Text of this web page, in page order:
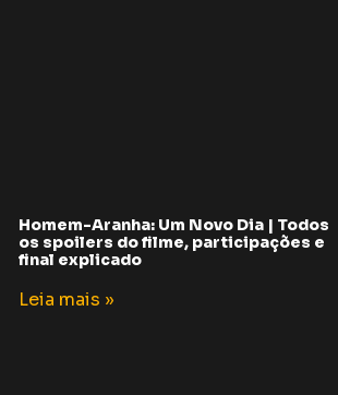
Homem-Aranha: Um Novo Dia | Todos
os spoilers do filme, participações e
final explicado
Leia mais »